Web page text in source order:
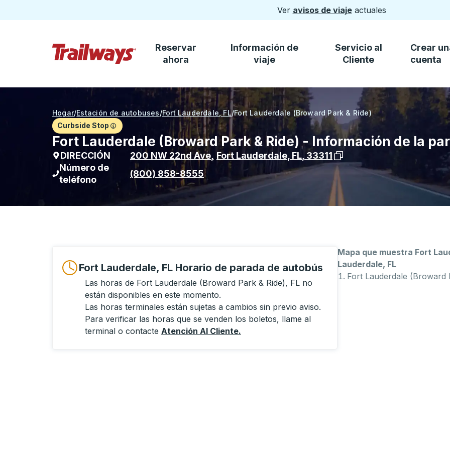
Ver avisos de viajeactuales
Saltar al contenido principal
Reservar
ahora
Información de
viaje
Servicio al
Cliente
Crear
cuenta
Hogar/Estación de autobuses/Fort Lauderdale, FL/Fort Lauderdale (Broward Park & Ride)
Curbside Stop
Fort Lauderdale (Broward Park & Ride) - Información de la
DIRECCIÓN 200 NW 22nd Ave Fort Lauderdale FL 33311 Ver la ubicación de la parada
Número de
teléfono
(800) 858-8555
Fort Lauderdale, FL Horario de parada de autobús
Las horas de Fort Lauderdale (Broward Park & Ride), FL no
están disponibles en este momento.
Las horas terminales están sujetas a cambios sin previo aviso.
Para verificar las horas que se venden los boletos, llame al
terminal o contacte Atención Al Cliente.
Mapa que muestra Fort
Lauderdale, FL
Fort Lauderdale (Broward